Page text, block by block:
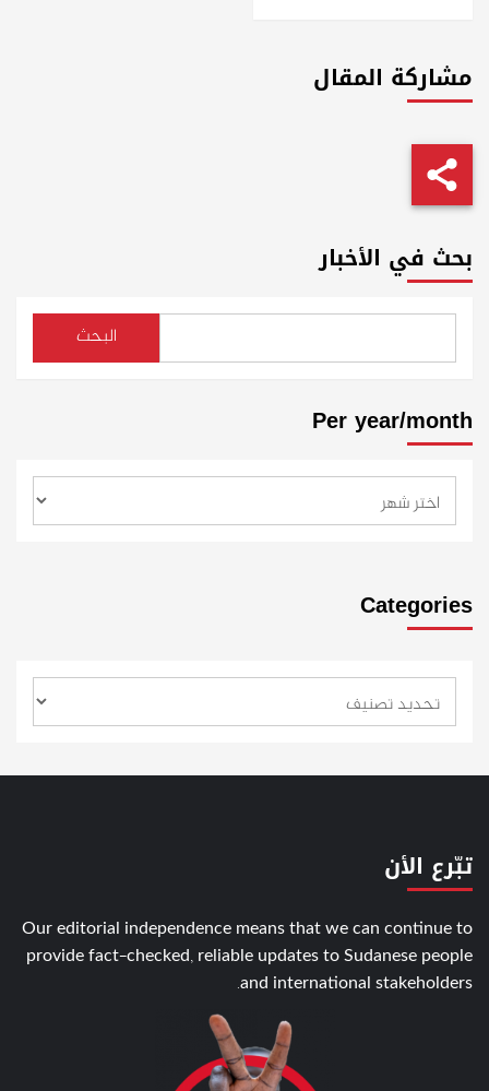
مشاركة المقال
بحث في الأخبار
البحث
Per year/month
Categories
تبّرع الأن
Our editorial independence means that we can continue to
provide fact-checked, reliable updates to Sudanese people
and international stakeholders.